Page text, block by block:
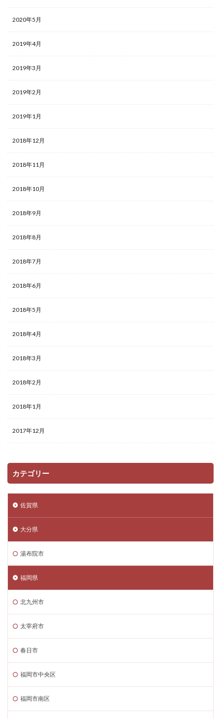
2020年5月
2019年4月
2019年3月
2019年2月
2019年1月
2018年12月
2018年11月
2018年10月
2018年9月
2018年8月
2018年7月
2018年6月
2018年5月
2018年4月
2018年3月
2018年2月
2018年1月
2017年12月
カテゴリー
佐賀県
大分県
湯布院市
福岡県
北九州市
太宰府市
春日市
福岡市中央区
福岡市南区